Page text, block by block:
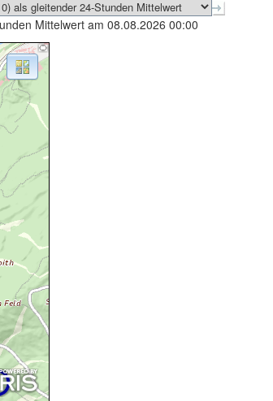
Mittelwert am 08.08.2026 00:00